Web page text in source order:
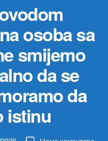
osoba sa
smijemo
da se
da
istinu